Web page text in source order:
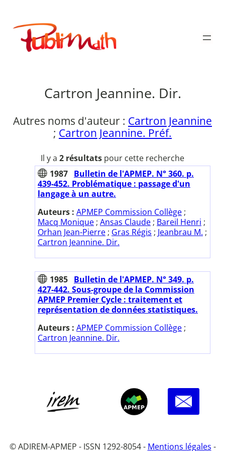
contenu
Publimath
Cartron Jeannine. Dir.
Autres noms d'auteur : Cartron Jeannine
; Cartron Jeannine. Préf.
Il y a 2 résultats pour cette recherche
1987 Bulletin de l'APMEP. N° 360. p.
439-452. Problématique : passage d'un
langage à un autre.
Auteurs : APMEP Commission Collège ;
Macq Monique ; Ansas Claude ; Bareil Henri ;
Orhan Jean-Pierre ; Gras Régis ; Jeanbrau M. ;
Cartron Jeannine. Dir.
1985 Bulletin de l'APMEP. N° 349. p.
427-442. Sous-groupe de la Commission
APMEP Premier Cycle : traitement et
représentation de données statistiques.
Auteurs : APMEP Commission Collège ;
Cartron Jeannine. Dir.
© ADIREM-APMEP - ISSN 1292-8054 - Mentions légales -